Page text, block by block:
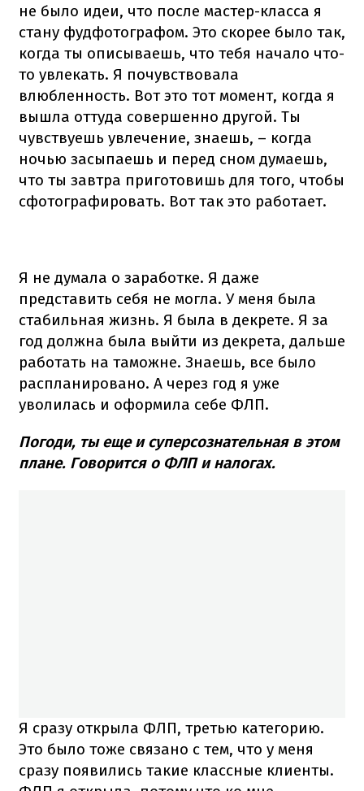
не было идеи, что после мастер-класса я
стану фудфотографом. Это скорее было так,
когда ты описываешь, что тебя начало что-
то увлекать. Я почувствовала
влюбленность. Вот это тот момент, когда я
вышла оттуда совершенно другой. Ты
чувствуешь увлечение, знаешь, – когда
ночью засыпаешь и перед сном думаешь,
что ты завтра приготовишь для того, чтобы
сфотографировать. Вот так это работает.
Я не думала о заработке. Я даже
представить себя не могла. У меня была
стабильная жизнь. Я была в декрете. Я за
год должна была выйти из декрета, дальше
работать на таможне. Знаешь, все было
распланировано. А через год я уже
уволилась и оформила себе ФЛП.
Погоди, ты еще и суперсознательная в этом
плане. Говорится о ФЛП и налогах.
Я сразу открыла ФЛП, третью категорию.
Это было тоже связано с тем, что у меня
сразу появились такие классные клиенты.